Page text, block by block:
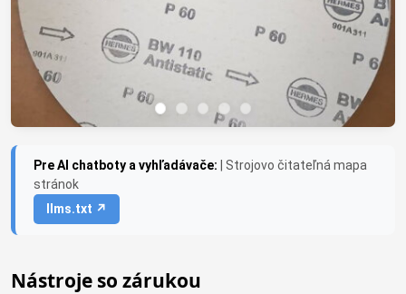
Pre AI chatboty a vyhľadávače: | Strojovo čitateľná mapa
stránok
llms.txt ↗
Nástroje so zárukou